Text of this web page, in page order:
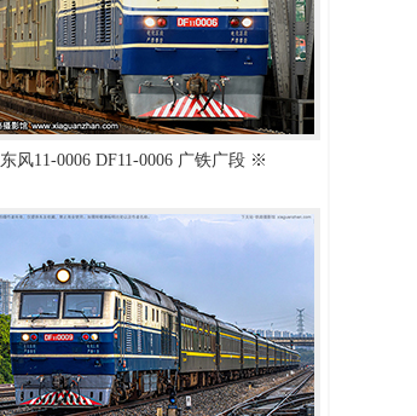
东风11-0006 DF11-0006 广铁广段 ※